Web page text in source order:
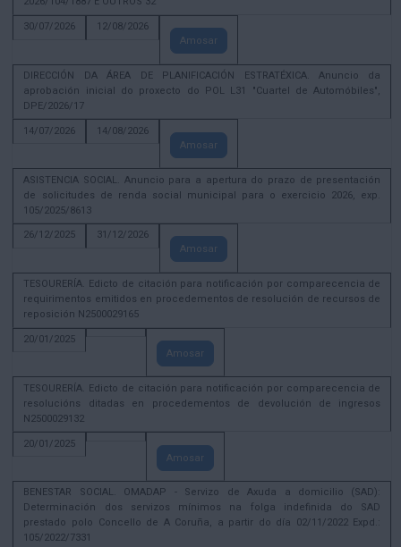
30/07/2026
12/08/2026
Amosar
DIRECCIÓN DA ÁREA DE PLANIFICACIÓN ESTRATÉXICA. Anuncio da
aprobación inicial do proxecto do POL L31 "Cuartel de Automóbiles",
DPE/2026/17
14/07/2026
14/08/2026
Amosar
ASISTENCIA SOCIAL. Anuncio para a apertura do prazo de presentación
de solicitudes de renda social municipal para o exercicio 2026, exp.
105/2025/8613
26/12/2025
31/12/2026
Amosar
TESOURERÍA. Edicto de citación para notificación por comparecencia de
requirimentos emitidos en procedementos de resolución de recursos de
reposición N2500029165
20/01/2025
Amosar
TESOURERÍA. Edicto de citación para notificación por comparecencia de
resolucións ditadas en procedementos de devolución de ingresos
N2500029132
20/01/2025
Amosar
BENESTAR SOCIAL. OMADAP - Servizo de Axuda a domicilio (SAD):
Determinación dos servizos mínimos na folga indefinida do SAD
prestado polo Concello de A Coruña, a partir do día 02/11/2022 Expd.:
105/2022/7331